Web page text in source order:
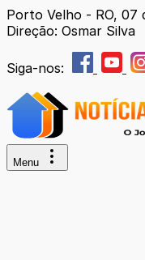
Porto Velho - RO, 07
Direção: Osmar Silva
Siga-nos:
Menu